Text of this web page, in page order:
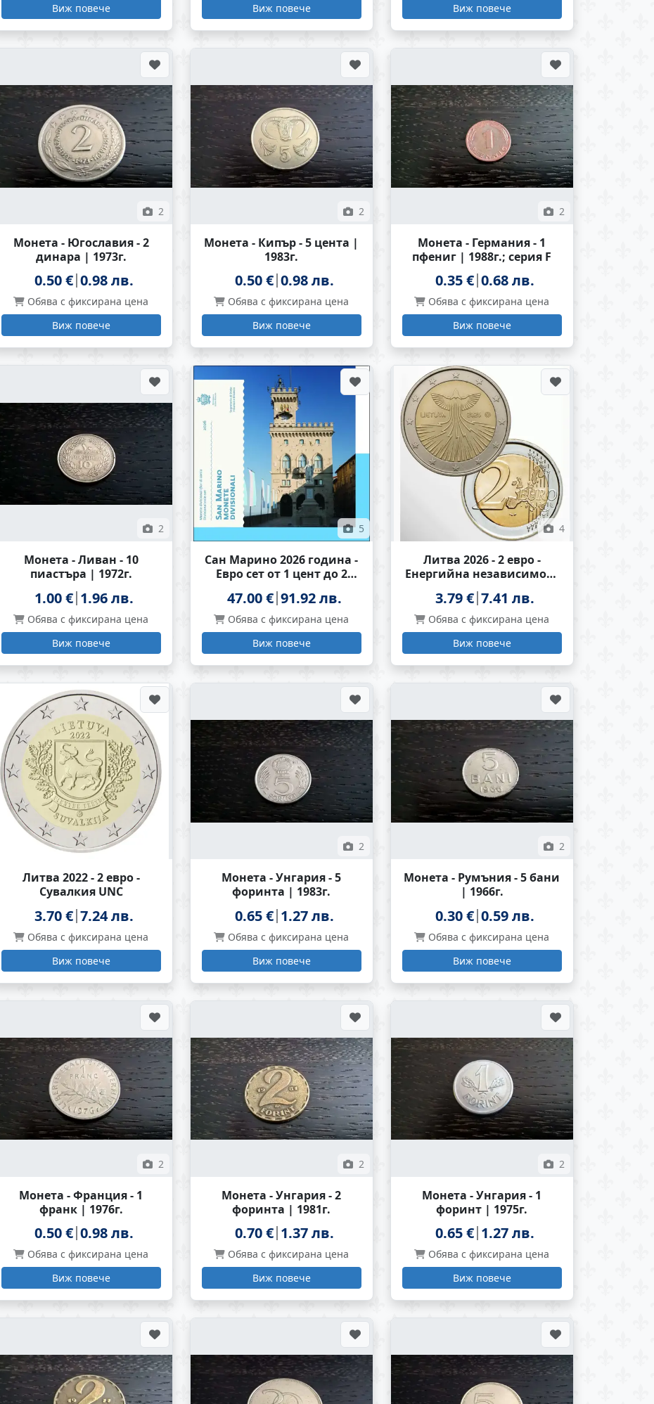
Виж повече
Виж повече
Виж повече
2
Монета - Югославия - 2
динара | 1973г.
0.50 € 0.98 лв.
Обява с фиксирана цена
Виж повече
2
Монета - Кипър - 5 цента |
1983г.
0.50 € 0.98 лв.
Обява с фиксирана цена
Виж повече
2
Монета - Германия - 1
пфениг | 1988г.; серия F
0.35 € 0.68 лв.
Обява с фиксирана цена
Виж повече
2
Монета - Ливан - 10
пиастъра | 1972г.
1.00 € 1.96 лв.
Обява с фиксирана цена
Виж повече
5
Сан Марино 2026 година -
Евро сет от 1 цент до 2
евро BU
47.00 € 91.92 лв.
Обява с фиксирана цена
Виж повече
4
Литва 2026 - 2 евро -
Енергийна независимост
на Литва UNC
3.79 € 7.41 лв.
Обява с фиксирана цена
Виж повече
Литва 2022 - 2 евро -
Сувалкия UNC
3.70 € 7.24 лв.
Обява с фиксирана цена
Виж повече
2
Монета - Унгария - 5
форинта | 1983г.
0.65 € 1.27 лв.
Обява с фиксирана цена
Виж повече
2
Монета - Румъния - 5 бани
| 1966г.
0.30 € 0.59 лв.
Обява с фиксирана цена
Виж повече
2
Монета - Франция - 1
франк | 1976г.
0.50 € 0.98 лв.
Обява с фиксирана цена
Виж повече
2
Монета - Унгария - 2
форинта | 1981г.
0.70 € 1.37 лв.
Обява с фиксирана цена
Виж повече
2
Монета - Унгария - 1
форинт | 1975г.
0.65 € 1.27 лв.
Обява с фиксирана цена
Виж повече